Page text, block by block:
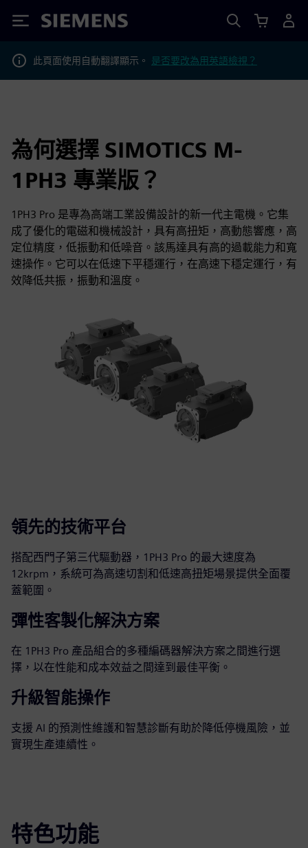
Siemens
此頁面使用自動翻譯顯示。 是否要改為用英語檢視？
為何選擇 SIMOTICS M-
1PH3 專業版？
1PH3 Pro 是專為高端工業設備設計的新一代主電機。它集
成了優化的電磁和機械設計，具有高扭矩，高動態響應，高
定位精度，低振動和低噪音。該馬達具有高的過載能力和寬
速操作。它可以在低速下平穩運行，在高速下穩定運行，有
效降低共振，振動和溫度。
領先的技術平台
搭配西門子第三代驅動器，1PH3 Pro 的最大速度為
12krpm，系統可為高速切割和低速高扭矩場景提供全面覆
蓋範圍。
彈性客製化解決方案
在 1PH3 Pro 產品組合的多種編碼器解決方案之間進行選
擇，以在性能和成本效益之間達到最佳平衡。
升級智能操作
支援 AI 的預測性維護和智慧診斷有助於降低停機風險，並
實現生產連續性。
特色功能